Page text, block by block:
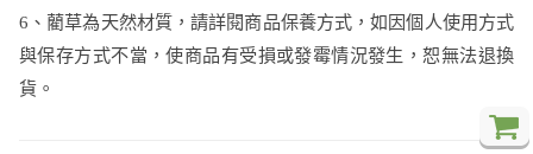
6、藺草為天然材質，請詳閱商品保養方式，如因個人使用方式
與保存方式不當，使商品有受損或發霉情況發生，恕無法退換
貨。